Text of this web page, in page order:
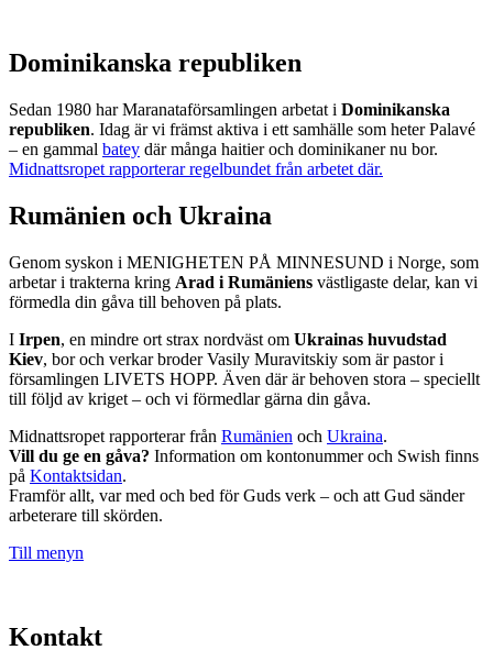
Dominikanska republiken
Sedan 1980 har Maranataförsamlingen arbetat i Dominikanska
republiken. Idag är vi främst aktiva i ett samhälle som heter Palavé
– en gammal batey där många haitier och dominikaner nu bor.
Midnattsropet rapporterar regelbundet från arbetet där.
Rumänien och Ukraina
Genom syskon i MENIGHETEN PÅ MINNESUND i Norge, som
arbetar i trakterna kring Arad i Rumäniens västligaste delar, kan vi
förmedla din gåva till behoven på plats.
I Irpen, en mindre ort strax nordväst om Ukrainas huvudstad
Kiev, bor och verkar broder Vasily Muravitskiy som är pastor i
församlingen LIVETS HOPP. Även där är behoven stora – speciellt
till följd av kriget – och vi förmedlar gärna din gåva.
Midnattsropet rapporterar från Rumänien och Ukraina.
Vill du ge en gåva? Information om kontonummer och Swish finns
på Kontaktsidan.
Framför allt, var med och bed för Guds verk – och att Gud sänder
arbeterare till skörden.
Till menyn
Kontakt